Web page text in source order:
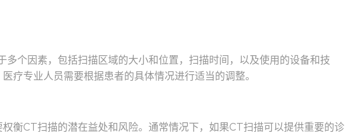
多个因素，包括扫描区域的大小和位置，扫描时间，以及使用的设备和技
疗专业人员需要根据患者的具体情况进行适当的调整。
衡CT扫描的潜在益处和风险。通常情况下，如果CT扫描可以提供重要的诊